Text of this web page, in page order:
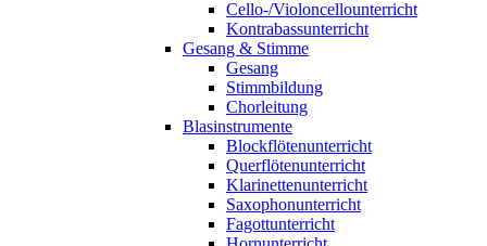
Cello-/Violoncellounterricht
Kontrabassunterricht
Gesang & Stimme
Gesang
Stimmbildung
Chorleitung
Blasinstrumente
Blockflötenunterricht
Querflötenunterricht
Klarinettenunterricht
Saxophonunterricht
Fagottunterricht